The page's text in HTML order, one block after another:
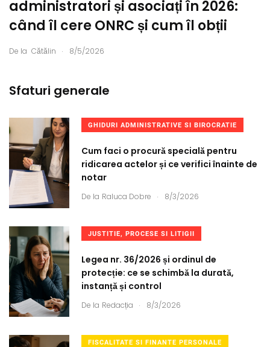
administratori și asociați în 2026:
când îl cere ONRC și cum îl obții
De la Cătălin . 8/5/2026
Sfaturi generale
GHIDURI ADMINISTRATIVE SI BIROCRATIE
Cum faci o procură specială pentru
ridicarea actelor și ce verifici înainte de
notar
De la Raluca Dobre . 8/3/2026
JUSTITIE, PROCESE SI LITIGII
Legea nr. 36/2026 și ordinul de
protecție: ce se schimbă la durată,
instanță și control
De la Redacția . 8/3/2026
FISCALITATE SI FINANTE PERSONALE